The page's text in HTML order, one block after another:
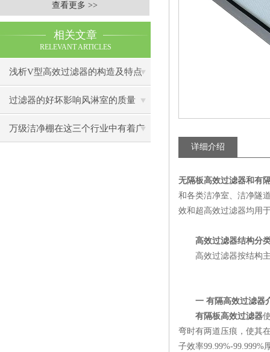
查看更多 >>
相关文章
RELEVANT ARTICLES
浅析V型高效过滤器的构造及特点
过滤器的好坏影响风淋室的质量
万级洁净棚在这三个行业中有着广
详细介绍
无隔板高效过滤器和有
和各类洁净室、洁净隧
效和超高效过滤器均用
高效过滤器结构分
高效过滤器按结构主
一 有隔高效过滤器
有隔板高效过滤器
弯时有两道压痕，使其
子效率99.99%-